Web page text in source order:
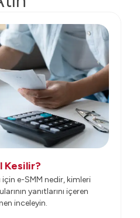
Kesilir?
e-SMM nedir, kimleri
yanıtlarını içeren
inceleyin.